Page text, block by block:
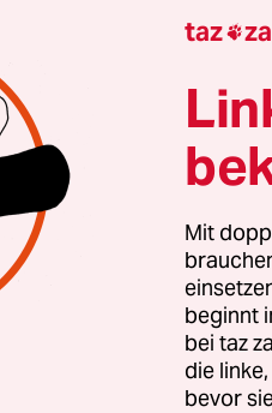
klingt – hier die
anmutenden
Weichselstrasse
Trio Kanta dAb dAb
Rizu
seiner Sitar
(28. 7.,
es hier
taz 
Mit
beginnt
bei taz
die
bevor